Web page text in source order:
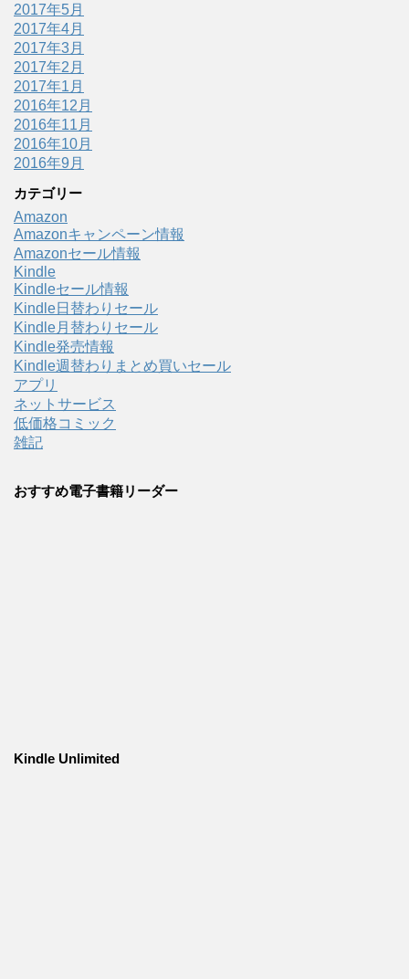
2017年5月
2017年4月
2017年3月
2017年2月
2017年1月
2016年12月
2016年11月
2016年10月
2016年9月
カテゴリー
Amazon
Amazonキャンペーン情報
Amazonセール情報
Kindle
Kindleセール情報
Kindle日替わりセール
Kindle月替わりセール
Kindle発売情報
Kindle週替わりまとめ買いセール
アプリ
ネットサービス
低価格コミック
雑記
おすすめ電子書籍リーダー
Kindle Unlimited